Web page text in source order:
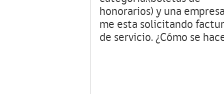
honorarios) y una
me esta solicitando
de servicio. ¿Cómo se